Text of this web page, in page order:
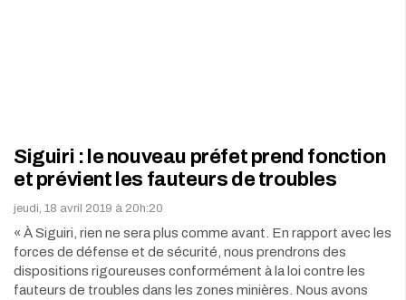
Siguiri : le nouveau préfet prend fonction
et prévient les fauteurs de troubles
jeudi, 18 avril 2019 à 20h:20
« À Siguiri, rien ne sera plus comme avant. En rapport avec les
forces de défense et de sécurité, nous prendrons des
dispositions rigoureuses conformément à la loi contre les
fauteurs de troubles dans les zones minières. Nous avons